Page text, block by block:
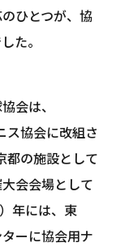
ひとつが、協
た。
会は、
ス協会に改組さ
都の施設として
会会場として
年には、東
ーに協会用ナ